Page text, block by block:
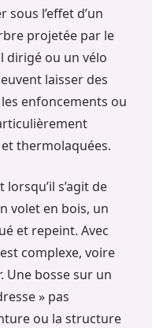
l’effet d’un
projetée par le
dirigé ou un vélo
laisser des
enfoncements ou
thermolaquées.
s’agit de
volet en bois, un
et repeint. Avec
complexe, voire
Une bosse sur un
» pas
ou la structure